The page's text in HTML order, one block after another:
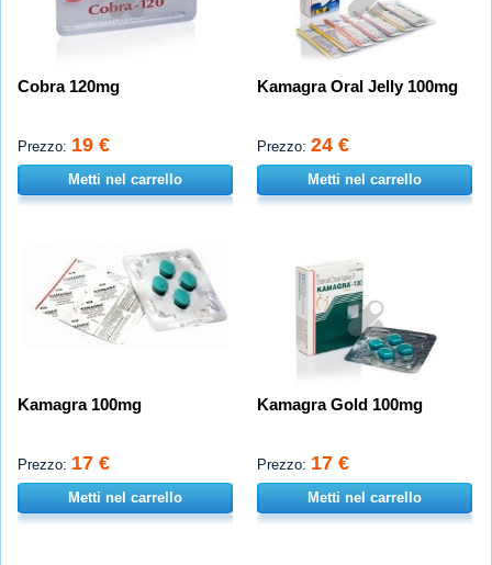
Cobra 120mg
Prezzo: 19 €
Metti nel carrello
Kamagra Oral Jelly 100mg
Prezzo: 24 €
Metti nel carrello
Kamagra 100mg
Prezzo: 17 €
Metti nel carrello
Kamagra Gold 100mg
Prezzo: 17 €
Metti nel carrello